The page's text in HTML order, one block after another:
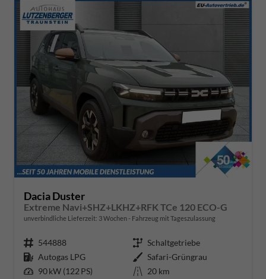
Dacia Duster
Extreme Navi+SHZ+LKHZ+RFK TCe 120 ECO-G
unverbindliche Lieferzeit: 3 Wochen Fahrzeug mit Tageszulassung
Fahrzeugnr. 544888 Getriebe Schaltgetriebe
Kraftstoff Autogas LPG Außenfarbe Safari-Grüngrau
Leistung 90 kW (122 PS) Kilometerstand 20 km